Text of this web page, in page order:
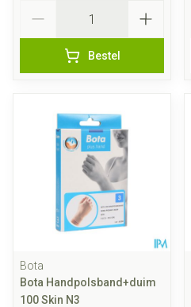
Bestel
Bota
Bota Handpolsband+duim
100 Skin N3